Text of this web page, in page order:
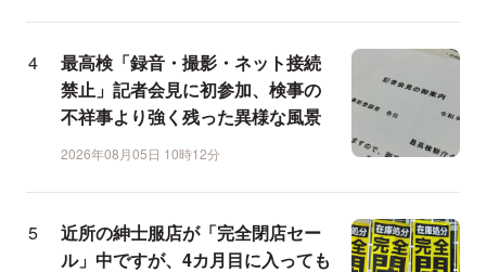
最高検「録音・撮影・ネット接続
禁止」記者会見に初参加、検事の
不祥事より強く残った異様な風景
2026年08月05日 10時12分
近所の紳士服店が「完全閉店セー
ル」中ですが、4カ月目に入っても